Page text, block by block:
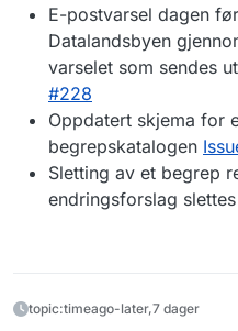
E-postvarsel dagen
Datalandsbyen
varselet som sendes
#228
Oppdatert skjema for
begrepskatalogen
Sletting av et begrep
endringsforslag slettes
topic:timeago-later,7 dager